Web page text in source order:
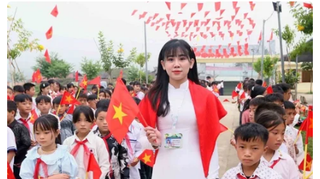
TIN CÙNG CHUYÊN MỤC
59 năm ASEAN: Lá cờ ASEAN lần đầu
tỏa sáng trên biểu tượng lịch sử của
Ấn Độ
08/08/2026 04:29